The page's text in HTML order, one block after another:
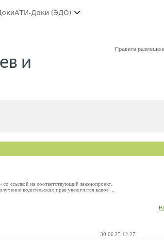
АТИ-Доки (ЭДО)
Правила
и
ссылкой на соответствующий законопроект.
водительских прав увеличится вдвое ...
30.06.25 12:27